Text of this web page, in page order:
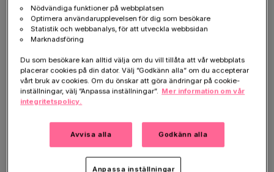
och jag har kunnat minska min medicinering.
Skräcken att ramla är borta, säger patienten till
Syftet med behandlingen är att ersätta de förlorade
dopamincellerna med friska celler som odlats fram
från stamceller. Detta öppnar upp möjligheter för ett
banbrytande biologiskt läkemedel som kan bromsa
sjukdomens effekter och förbättra livskvaliteten för
patienter.
Tekniken är utvecklad av Malin Parmar och hennes
forskargrupp vid Lunds universitet med stöd från
Nödvändiga funktioner på webbplatsen
Optimera användarupplevelsen för dig som besökare
Statistik och webbanalys, för att utveckla webbsidan
Marknadsföring
Du som besökare kan alltid välja om du vill tillåta att vår webbplats
placerar cookies på din dator. Välj ”Godkänn alla” om du accepterar
vårt bruk av cookies. Om du önskar att göra ändringar på cookie-
inställningar, välj ”Anpassa inställningar”. Mer information om vår
integritetspolicy.
Avvisa alla Godkänn alla
Anpassa inställningar